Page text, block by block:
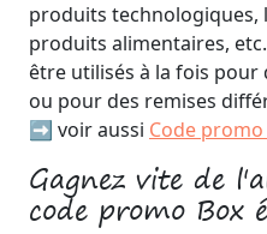
produits technologiques,
produits alimentaires,
être utilisés à la fois pour
ou pour des remises
➡️ voir aussi Code
Gagnez vite de
code promo Box